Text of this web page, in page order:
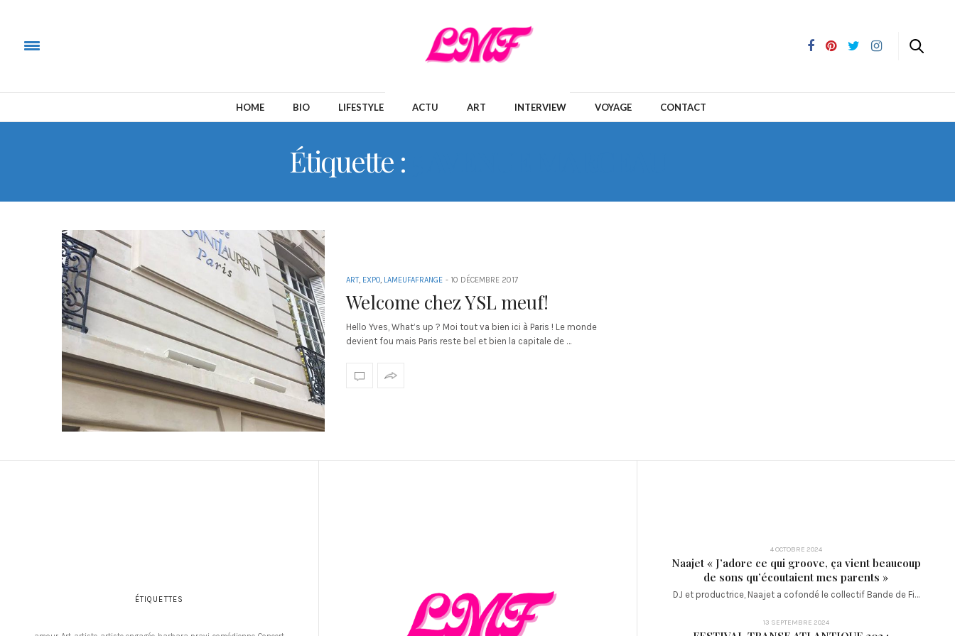
HOME BIO LIFESTYLE ACTU ART INTERVIEW VOYAGE CONTACT
Étiquette :
ART, EXPO, LAMEUFAFRANGE - 10 DÉCEMBRE 2017
Welcome chez YSL meuf!
Hello Yves, What’s up ? Moi tout va bien ici à Paris ! Le monde
devient fou mais Paris reste bel et bien la capitale de …
ÉTIQUETTES
4 OCTOBRE 2024
Naajet « J’adore ce qui groove, ça vient beaucoup
de sons qu’écoutaient mes parents »
DJ et productrice, Naajet a cofondé le collectif Bande de Fi…
13 SEPTEMBRE 2024